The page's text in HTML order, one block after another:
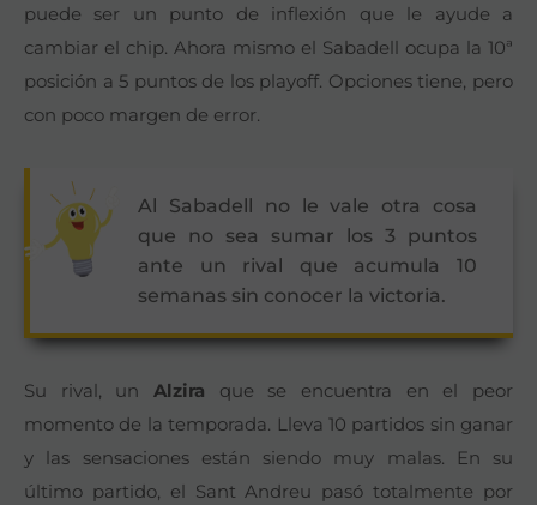
puede ser un punto de inflexión que le ayude a
cambiar el chip. Ahora mismo el Sabadell ocupa la 10ª
posición a 5 puntos de los playoff. Opciones tiene, pero
con poco margen de error.
Al Sabadell no le vale otra cosa
que no sea sumar los 3 puntos
ante un rival que acumula 10
semanas sin conocer la victoria.
Su rival, un Alzira que se encuentra en el peor
momento de la temporada. Lleva 10 partidos sin ganar
y las sensaciones están siendo muy malas. En su
último partido, el Sant Andreu pasó totalmente por